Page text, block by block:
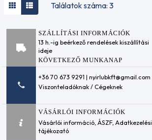
Találatok száma: 3
SZÁLLÍTÁSI INFORMÁCIÓK
13 h.-ig beérkező rendelések kiszállítási
ideje
KÖVETKEZŐ MUNKANAP
+36 70 673 9291 | nyirlubkft@gmail.com
Viszonteladóknak / Cégeknek
VÁSÁRLÓI INFORMÁCIÓK
Vásárlói információ,ÁSZF,Adatkezelési
tájékozató